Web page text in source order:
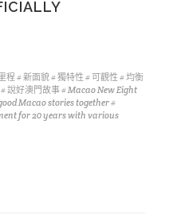
程 # 新面貌# 獨特性 # 可觀性 # 均衡
# 說好澳門故事# Macao New Eight
Macao stories together#
for 20 years with various